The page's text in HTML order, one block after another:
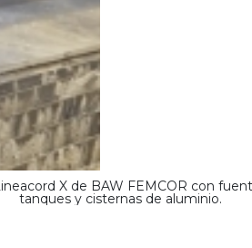
X de BAW FEMCOR con
tanques y cisternas de aluminio.